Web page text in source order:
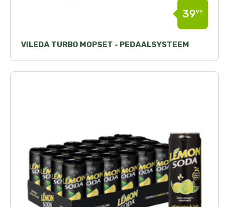
VILEDA TURBO MOPSET - PEDAALSYSTEEM
3999